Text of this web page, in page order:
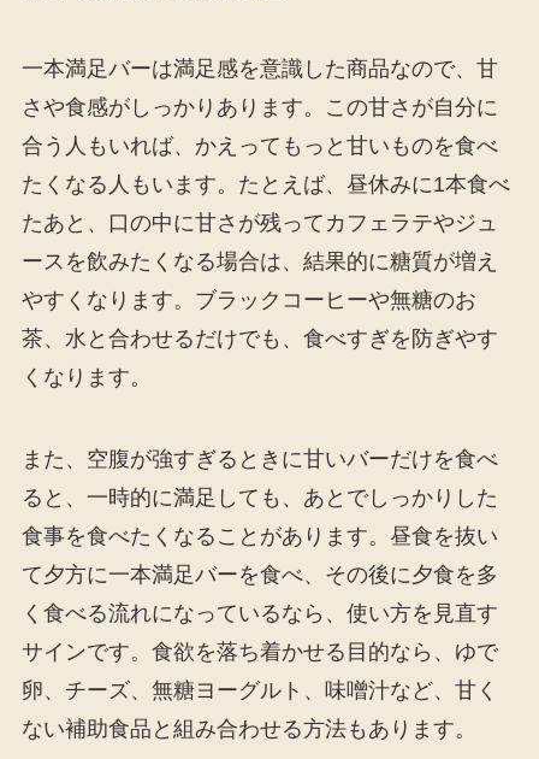
一本満足バーは満足感を意識した商品なので、甘
さや食感がしっかりあります。この甘さが自分に
合う人もいれば、かえってもっと甘いものを食べ
たくなる人もいます。たとえば、昼休みに1本食べ
たあと、口の中に甘さが残ってカフェラテやジュ
ースを飲みたくなる場合は、結果的に糖質が増え
やすくなります。ブラックコーヒーや無糖のお
茶、水と合わせるだけでも、食べすぎを防ぎやす
くなります。
また、空腹が強すぎるときに甘いバーだけを食べ
ると、一時的に満足しても、あとでしっかりした
食事を食べたくなることがあります。昼食を抜い
て夕方に一本満足バーを食べ、その後に夕食を多
く食べる流れになっているなら、使い方を見直す
サインです。食欲を落ち着かせる目的なら、ゆで
卵、チーズ、無糖ヨーグルト、味噌汁など、甘く
ない補助食品と組み合わせる方法もあります。